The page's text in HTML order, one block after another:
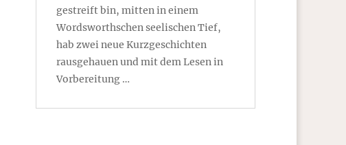
gestreift bin, mitten in einem
Wordsworthschen seelischen Tief,
hab zwei neue Kurzgeschichten
rausgehauen und mit dem Lesen in
Vorbereitung …